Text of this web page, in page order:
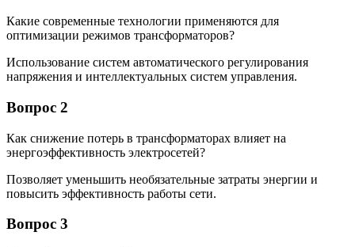
Какие современные технологии применяются для
оптимизации режимов трансформаторов?
Использование систем автоматического регулирования
напряжения и интеллектуальных систем управления.
Вопрос 2
Как снижение потерь в трансформаторах влияет на
энергоэффективность электросетей?
Позволяет уменьшить необязательные затраты энергии и
повысить эффективность работы сети.
Вопрос 3